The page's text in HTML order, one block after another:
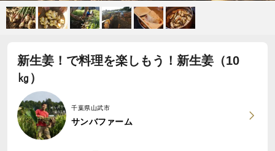
新生姜！で料理を楽しもう！新生姜（10
㎏）
千葉県山武市
サンバファーム